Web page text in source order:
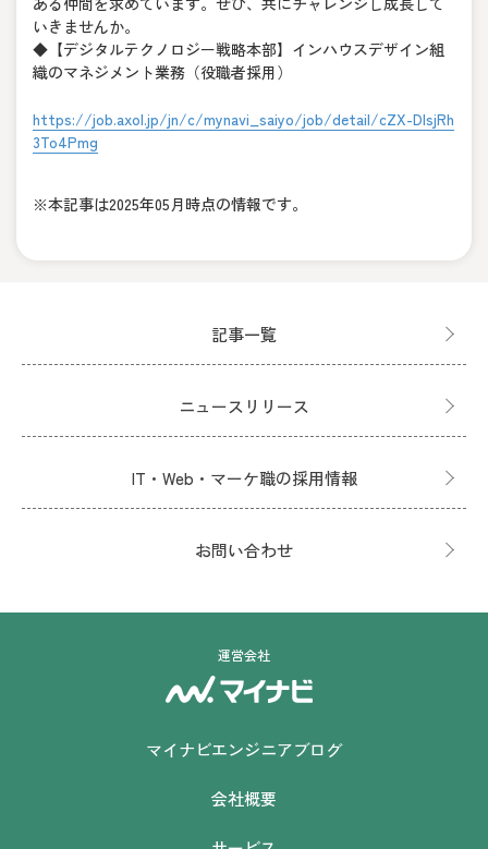
いきませんか。
◆【デジタルテクノロジー戦略本部】インハウスデザイン組
織のマネジメント業務（役職者採用）
https://job.axol.jp/jn/c/mynavi_saiyo/job/detail/cZX-DlsjRh
3To4Pmg
※本記事は2025年05月時点の情報です。
記事一覧
ニュースリリース
IT・Web・マーケ職の採用情報
お問い合わせ
運営会社
マイナビエンジニアブログ
会社概要